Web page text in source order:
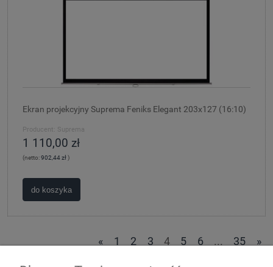
Ekran projekcyjny Suprema Feniks Elegant 203x127 (16:10)
Producent: Suprema
1 110,00 zł
(netto:902,44 zł)
do koszyka
« 1 2 3 4 5 6 ... 35 »